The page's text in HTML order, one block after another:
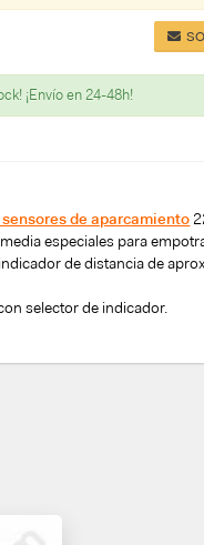
¡Envío en 24-48h!
sensores de aparcamiento
especiales para
de distancia de
selector de indicador.